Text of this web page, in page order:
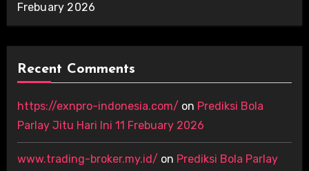
Frebuary 2026
Recent Comments
https://exnpro-indonesia.com/ on Prediksi Bola
Parlay Jitu Hari Ini 11 Frebuary 2026
www.trading-broker.my.id/ on Prediksi Bola Parlay